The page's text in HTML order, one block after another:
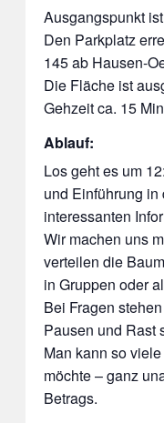
Ausgangspunkt
Den Parkplatz
145 ab Hausen-
Die Fläche ist
Gehzeit ca. 15
Ablauf:
Los geht es um
und Einführung
interessanten
Wir machen uns
verteilen die
in Gruppen oder
Bei Fragen
Pausen und Rast
Man kann so
möchte – ganz
Betrags.